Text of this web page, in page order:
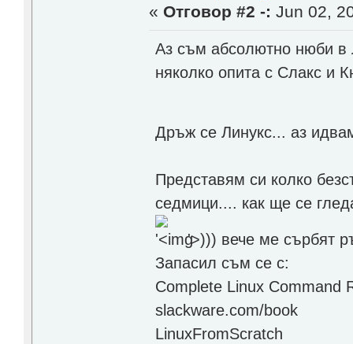
« Отговор #2 -: Jun 02,
Аз съм абсолютно нюби в
няколко опита с Слакс и
Дръж се Линукс... аз
Представям си колко
седмици.... как ще се
'>))) вече ме сърбят
Запасил съм се с:
Complete Linux Command
slackware.com/book
LinuxFromScratch